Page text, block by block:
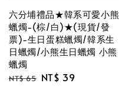
六分埔禮品★韓系可愛小熊
蠟燭-(棕/白)★(現貨/發
票)-生日蛋糕蠟燭/韓系生
日蠟燭/小熊生日蠟燭 小熊
蠟燭
Regular
NT$ 65 Sale
NT$ 39